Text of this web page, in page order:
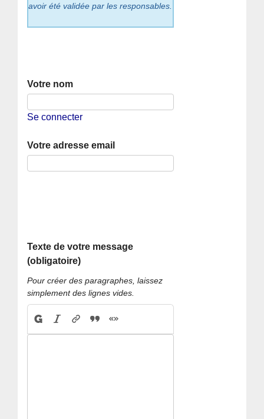
avoir été validée par les responsables.
Votre nom
Se connecter
Votre adresse email
Texte de votre message
(obligatoire)
Pour créer des paragraphes, laissez
simplement des lignes vides.